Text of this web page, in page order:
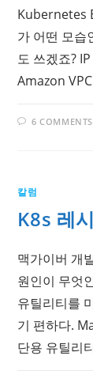
Kubernetes
가 어떤 모습
도 쓰겠죠?
Amazon
6 COMMENTS
칼럼
K8s 레
맥가이버 개
원인이 무엇
유틸리티를
기 편하다.
단용 유틸리